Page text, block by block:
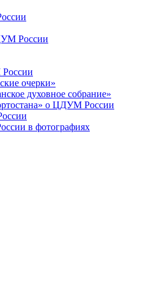
России
очерки»
духовное собрание»
о ЦДУМ России
в фотографиях